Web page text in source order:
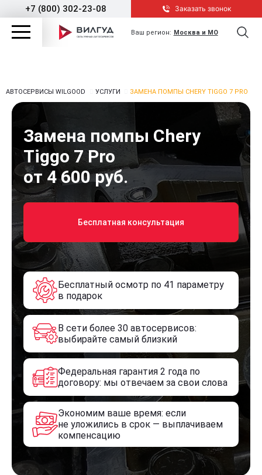
+7 (800) 302-23-08 Заказать звонок
Ваш регион: Москва и МО
АВТОСЕРВИСЫ WILGOOD УСЛУГИ ЗАМЕНА ПОМПЫ CHERY TIGGO 7 PRO
Замена помпы Chery
Tiggo 7 Pro
от 4 600 руб.
Бесплатная консультация
Бесплатный осмотр по 41 параметру
в подарок
В сети более 30 автосервисов:
выбирайте самый близкий
Федеральная гарантия 2 года по
договору: мы отвечаем за свои слова
Экономим ваше время: если
не уложились в срок — выплачиваем
компенсацию